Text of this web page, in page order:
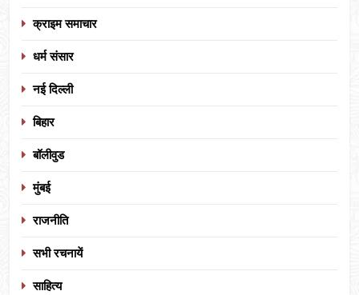
क्राइम समाचार
धर्म संसार
नई दिल्ली
बिहार
बॉलीवुड
मुंबई
राजनीति
सभी रचनायें
साहित्य